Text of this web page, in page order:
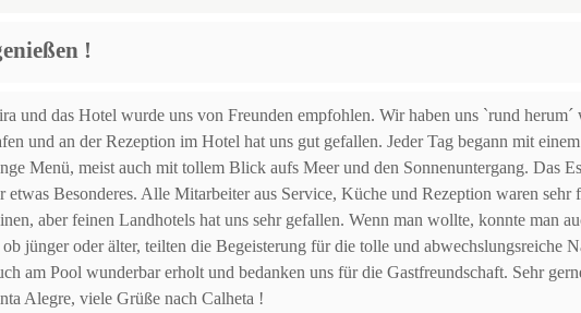
!
und das Hotel wurde uns von Freunden empfohlen. Wir haben uns ˋrund
und an der Rezeption im Hotel hat uns gut gefallen. Jeder Tag begann mit
Menü, meist auch mit tollem Blick aufs Meer und den Sonnenuntergang. Das
etwas Besonderes. Alle Mitarbeiter aus Service, Küche und Rezeption waren
aber feinen Landhotels hat uns sehr gefallen. Wenn man wollte, konnte man
jünger oder älter, teilten die Begeisterung für die tolle und abwechslungsreiche
am Pool wunderbar erholt und bedanken uns für die Gastfreundschaft. Sehr
Alegre, viele Grüße nach Calheta !